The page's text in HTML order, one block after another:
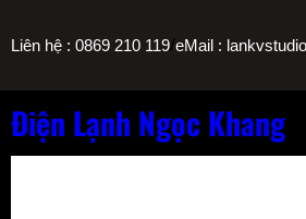
đến
nội
dung
Liên hệ : 0869 210 119/eMail :
Điện Lạnh Ngọc Khang